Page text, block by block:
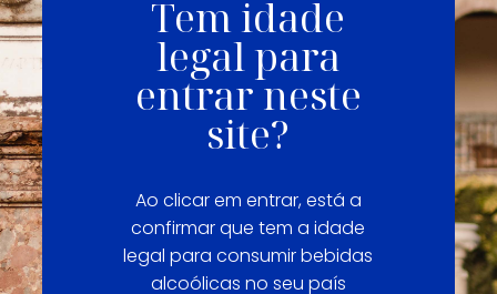
Tem idade
legal para
entrar neste
site?
Ao clicar em entrar, está a
confirmar que tem a idade
legal para consumir bebidas
alcoólicas no seu país